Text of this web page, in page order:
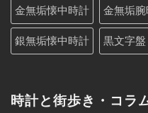
金無垢懐中時計 金無垢
銀無垢懐中時計 黒文字盤
時計と街歩き・コラ